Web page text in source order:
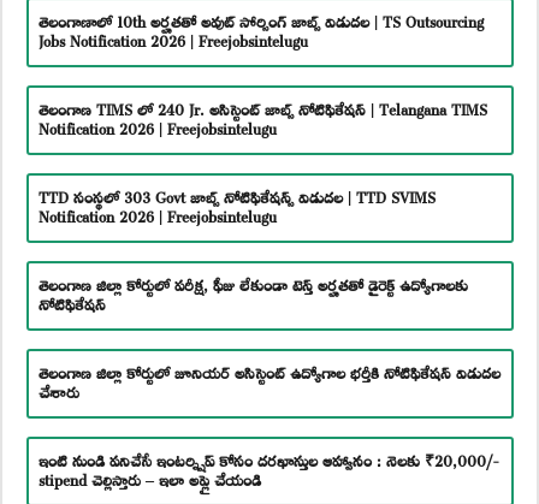
తెలంగాణాలో 10th అర్హతతో అవుట్ సోర్సింగ్ జాబ్స్ విడుదల | TS Outsourcing
Jobs Notification 2026 | Freejobsintelugu
తెలంగాణ TIMS లో 240 Jr. అసిస్టెంట్ జాబ్స్ నోటిఫికేషన్ | Telangana TIMS
Notification 2026 | Freejobsintelugu
TTD సంస్థలో 303 Govt జాబ్స్ నోటిఫికేషన్స్ విడుదల | TTD SVIMS
Notification 2026 | Freejobsintelugu
తెలంగాణ జిల్లా కోర్టులో పరీక్ష, ఫీజు లేకుండా టెన్త్ అర్హతతో డైరెక్ట్ ఉద్యోగాలకు
నోటిఫికేషన్
తెలంగాణ జిల్లా కోర్టులో జూనియర్ అసిస్టెంట్ ఉద్యోగాల భర్తీకి నోటిఫికేషన్ విడుదల
చేశారు
ఇంటి నుండి పనిచేసే ఇంటర్న్షిప్ కోసం దరఖాస్తుల ఆహ్వానం : నెలకు ₹20,000/-
stipend చెల్లిస్తారు – ఇలా అప్లై చేయండి